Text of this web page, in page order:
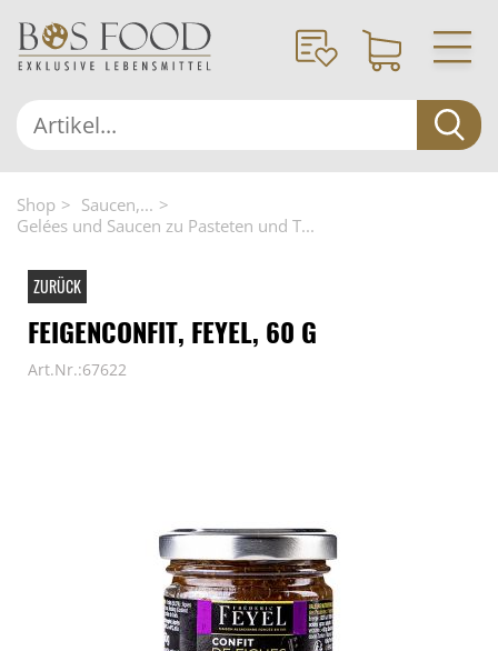
Shop
Saucen,...
Gelées und Saucen zu Pasteten und T...
ZURÜCK
FEIGENCONFIT, FEYEL, 60 G
Art.Nr.:67622